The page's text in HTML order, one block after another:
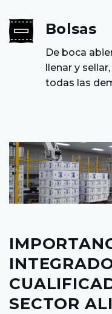
Bolsas
De boca
llenar y
todas las
SECTOR